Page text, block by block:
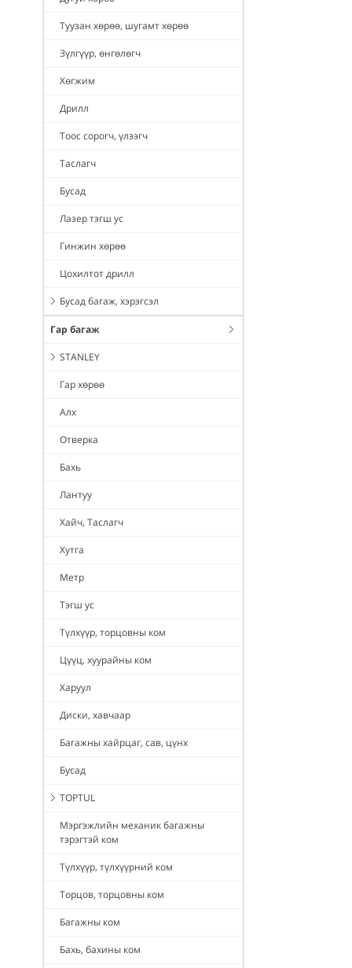
Туузан хөрөө, шугамт хөрөө
Зүлгүүр, өнгөлөгч
Хөгжим
Дрилл
Тоос сорогч, үлээгч
Таслагч
Бусад
Лазер тэгш ус
Гинжин хөрөө
Цохилтот дрилл
Бусад багаж, хэрэгсэл
Гар багаж
STANLEY
Гар хөрөө
Алх
Отверка
Бахь
Лантуу
Хайч, Таслагч
Хутга
Метр
Тэгш ус
Түлхүүр, торцовны ком
Цүүц, хуурайны ком
Харуул
Диски, хавчаар
Багажны хайрцаг, сав, цүнх
Бусад
TOPTUL
Мэргэжлийн механик багажны
тэрэгтэй ком
Түлхүүр, түлхүүрний ком
Торцов, торцовны ком
Багажны ком
Бахь, бахины ком